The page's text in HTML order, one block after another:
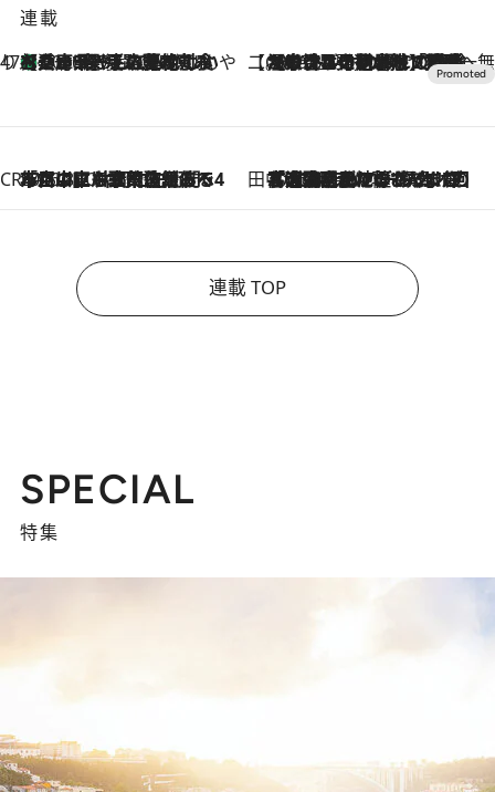
連載
47都道府県の手みやげ ひんやりスイーツで夏を満喫
2026.8.8
【兵庫県】この夏絶対食べたい 冷やしておいしいおやつ3選 淡路島の恵みをジェラートに集約 【CREA×星野リゾート】唯一無二。癒しと発見が待つ場所へ
2026.8.7
【トンボの足水浴】ヒノキの香りに包まれて涼感マックス！約13℃の湧水かけ流しを避暑地「星野温泉 トンボの湯」で体験
CREA'S CHOICE
2026.8.7
「立川にも歌舞伎があるんだよ」 片岡仁左衛門・市川中車ら豪華座組みで4年目の立川立飛歌舞伎へ 田中稲の勝手に再ブーム
2026.8.7
「湘南乃風に憧れて」観客大盛上がりの“タオル回し”に、ラッパー顔負けの高速歌唱まで…さだまさし（74）のアグレッシブすぎる現在地
連載 TOP
SPECIAL
特集